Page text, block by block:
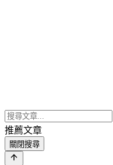
推薦文章
關閉搜尋